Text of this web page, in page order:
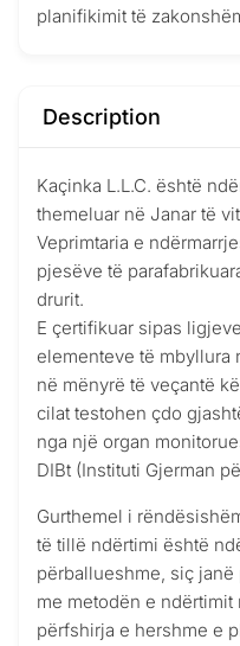
planifikimit të
Description
Kaçinka L.L.C. është
themeluar në Janar të
Veprimtaria e
pjesëve të
drurit.
E çertifikuar sipas
elementeve të mbyllura
në mënyrë të veçantë
cilat testohen çdo
nga një organ
DIBt (Instituti Gjerman
Gurthemel i
të tillë ndërtimi është
përballueshme, siç
me metodën e ndërtimit
përfshirja e hershme e